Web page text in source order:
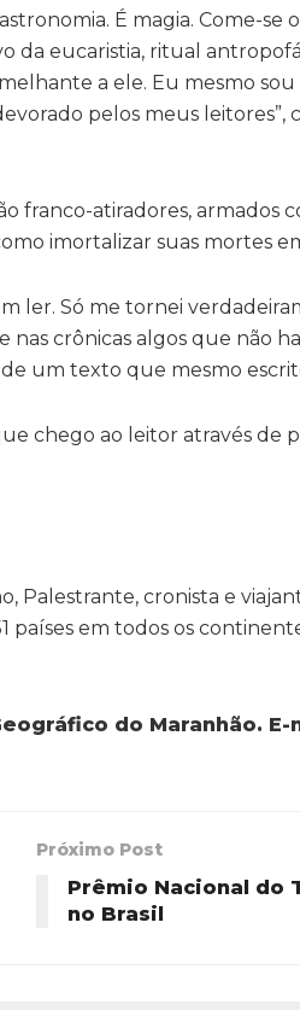
É magia. Come-se
da eucaristia, ritual
a ele. Eu mesmo
pelos meus
franco-atiradores, armados
imortalizar suas mortes
ler. Só me tornei
crônicas algos que não
um texto que mesmo
chego ao leitor através de
Palestrante, cronista e
em todos os
do Maranhão.
Próximo Post
Prêmio Nacional do
no Brasil